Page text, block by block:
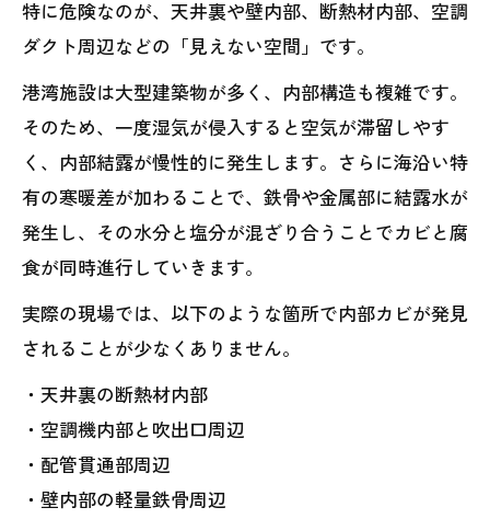
特に危険なのが、天井裏や壁内部、断熱材内部、空調
ダクト周辺などの「見えない空間」です。
港湾施設は大型建築物が多く、内部構造も複雑です。
そのため、一度湿気が侵入すると空気が滞留しやす
く、内部結露が慢性的に発生します。さらに海沿い特
有の寒暖差が加わることで、鉄骨や金属部に結露水が
発生し、その水分と塩分が混ざり合うことでカビと腐
食が同時進行していきます。
実際の現場では、以下のような箇所で内部カビが発見
されることが少なくありません。
・天井裏の断熱材内部
・空調機内部と吹出口周辺
・配管貫通部周辺
・壁内部の軽量鉄骨周辺